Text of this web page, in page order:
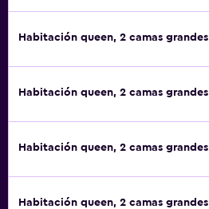
Habitación queen, 2 camas grandes
Habitación queen, 2 camas grandes
Habitación queen, 2 camas grandes
Habitación queen, 2 camas grandes